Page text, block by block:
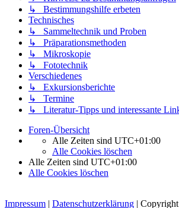
↳ Bestimmungshilfe erbeten
Technisches
↳ Sammeltechnik und Proben
↳ Präparationsmethoden
↳ Mikroskopie
↳ Fototechnik
Verschiedenes
↳ Exkursionsberichte
↳ Termine
↳ Literatur-Tipps und interessante
Foren-Übersicht
Alle Zeiten sind UTC+01:00
Alle Cookies löschen
Alle Zeiten sind UTC+01:00
Alle Cookies löschen
Impressum | Datenschutzerklärung |